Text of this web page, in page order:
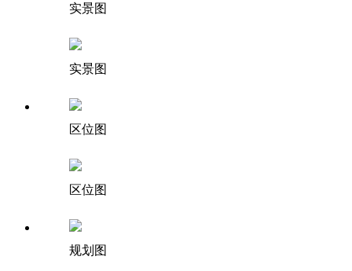
实景图
实景图
区位图
区位图
规划图